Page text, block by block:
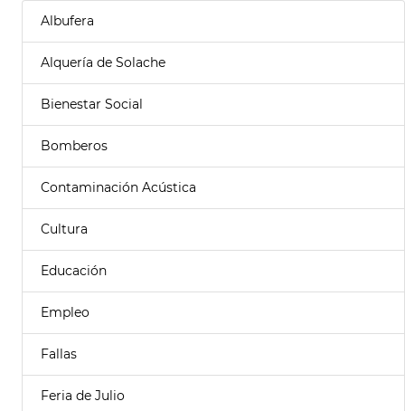
Albufera
Alquería de Solache
Bienestar Social
Bomberos
Contaminación Acústica
Cultura
Educación
Empleo
Fallas
Feria de Julio